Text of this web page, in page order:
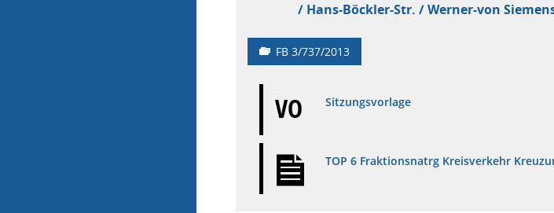
/ Hans-Böckler-Str. / Werner-von
FB 3/737/2013
VO Sitzungsvorlage
TOP 6 Fraktionsnatrg Kreisverkehr